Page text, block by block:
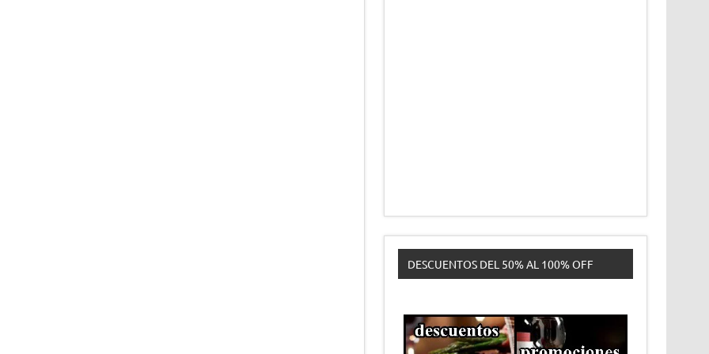
DESCUENTOS DEL 50% AL 100% OFF